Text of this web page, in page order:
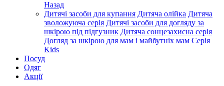
Назад
Дитячі засоби для купання Дитяча олійка Дитяча
зволожуюча серія Дитячі засоби для догляду за
шкірою під підгузник Дитяча сонцезахисна серія
Догляд за шкірою для мам і майбутніх мам Серія
Kids
Посуд
Одяг
Акції